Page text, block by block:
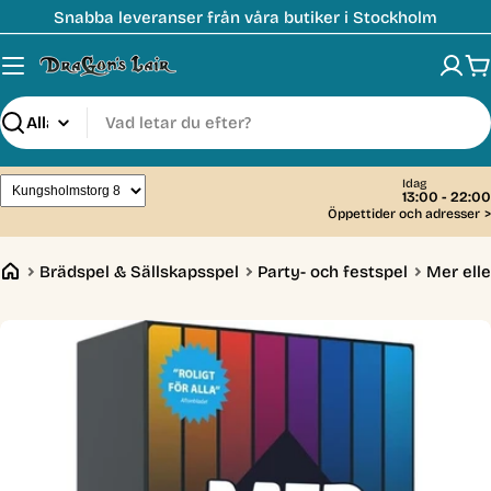
till
innehåll
Snabba leveranser från våra butiker i Stockholm
Sök
Idag
13:00 - 22:00
Öppettider och adresser >
Brädspel & Sällskapsspel Party- och festspel Mer